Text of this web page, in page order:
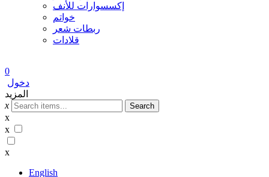
إكسسوارات للأنف
خواتم
ربطات شعر
قلادات
0
دخول
المزيد
x
Search
x
x
x
English